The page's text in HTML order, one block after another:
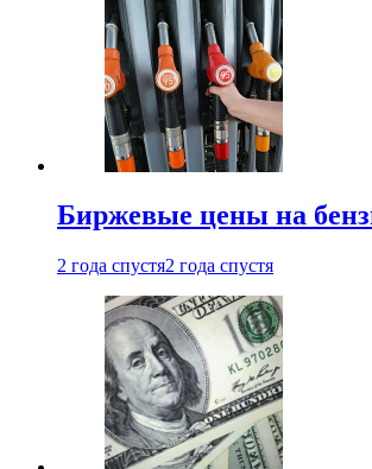
Биржевые цены на
2 года спустя2 года спустя